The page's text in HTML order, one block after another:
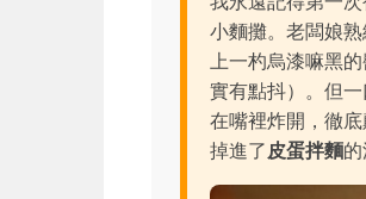
小麵攤。老闆娘
上一杓烏漆嘛黑
實有點抖）。但
在嘴裡炸開，徹
掉進了皮蛋拌麵